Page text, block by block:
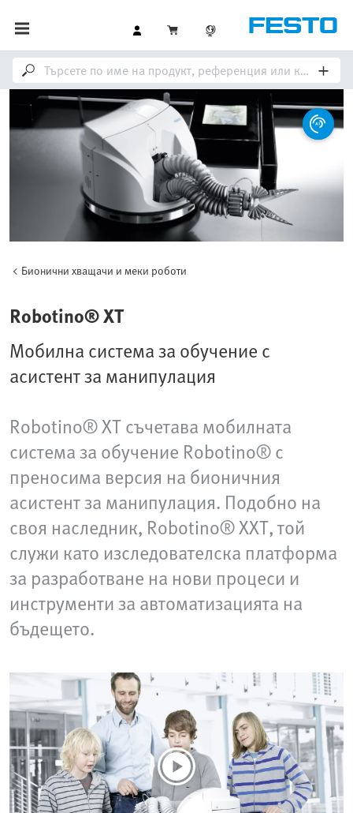
Бионични хващачи и меки роботи
Robotino® XT
Мобилна система за обучение с
асистент за манипулация
Robotino® XT съчетава мобилната
система за обучение Robotino® с
преносима версия на бионичния
асистент за манипулация. Подобно на
своя наследник, Robotino® XXT, той
служи като изследователска платформа
за разработване на нови процеси и
инструменти за автоматизацията на
бъдещето.